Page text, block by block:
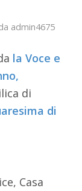
admin4675
la Voce e
di
di
Casa